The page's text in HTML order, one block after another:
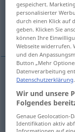
(Für mehr Details
patrão, mestre
patrãom
mestrem
gespeichert.
personalisierter
durch einen Klick auf
geben. Klicken Sie
können Ihre
Webseite widerrufen.
und den
Button „Mehr
Datenverarbeitung
Datenschutzerklärung
Wir und unsere
Folgendes
Genaue Geolocation-
Identifikation aktiv
Informationen auf